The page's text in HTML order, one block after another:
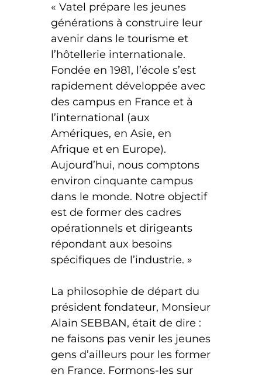
« Vatel prépare les jeunes
générations à construire leur
avenir dans le tourisme et
l’hôtellerie internationale.
Fondée en 1981, l’école s’est
rapidement développée avec
des campus en France et à
l’international (aux
Amériques, en Asie, en
Afrique et en Europe).
Aujourd’hui, nous comptons
environ cinquante campus
dans le monde. Notre objectif
est de former des cadres
opérationnels et dirigeants
répondant aux besoins
spécifiques de l’industrie. »
La philosophie de départ du
président fondateur, Monsieur
Alain SEBBAN, était de dire :
ne faisons pas venir les jeunes
gens d’ailleurs pour les former
en France. Formons-les sur